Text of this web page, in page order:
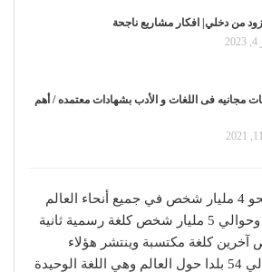
من دخلي| افكار مشاريع ناجحة
مجانيه فى اللغات و الأدب بشهادات معتمده / أهم
اللغة التي يتكلم بها نحو 4 مليار شخص في جميع أنحاء العالم
كلغة رسمية أساسية وحوالي 5 مليار شخص كلغة رسمية ثانية
شخص آخرين كلغة مكتسبة وينتشر هؤلاء
الناطقون بها في حوالي 54 بلدا حول العالم وهي اللغة الوحيدة